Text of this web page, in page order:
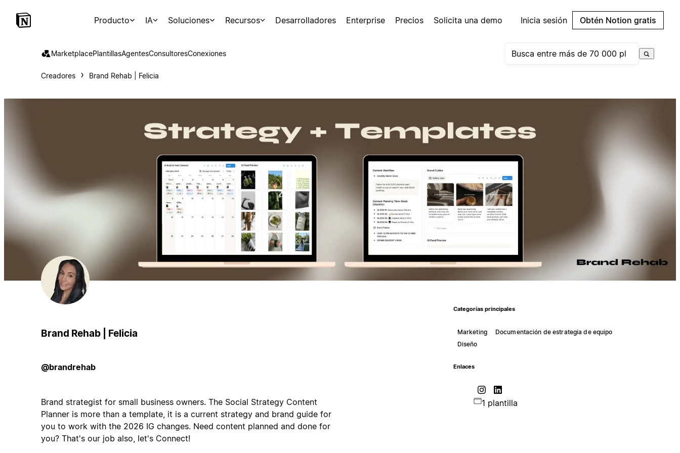
Producto IA Soluciones Recursos Desarrolladores Enterprise Precios Solicita una demo Inicia sesión Obtén Notion gratis
MarketplacePlantillasAgentesConsultoresConexiones
Creadores Brand Rehab | Felicia
Brand Rehab | Felicia
@brandrehab
Brand strategist for small business owners. The Social Strategy Content
Planner is more than a template, it is a current strategy and brand guide for
you to work with the 2026 IG changes. Need content planned and done for
you? That's our job also, let's Connect!
Categorías principales
Marketing
Documentación de estrategia de equipo
Diseño
Enlaces
1 plantilla